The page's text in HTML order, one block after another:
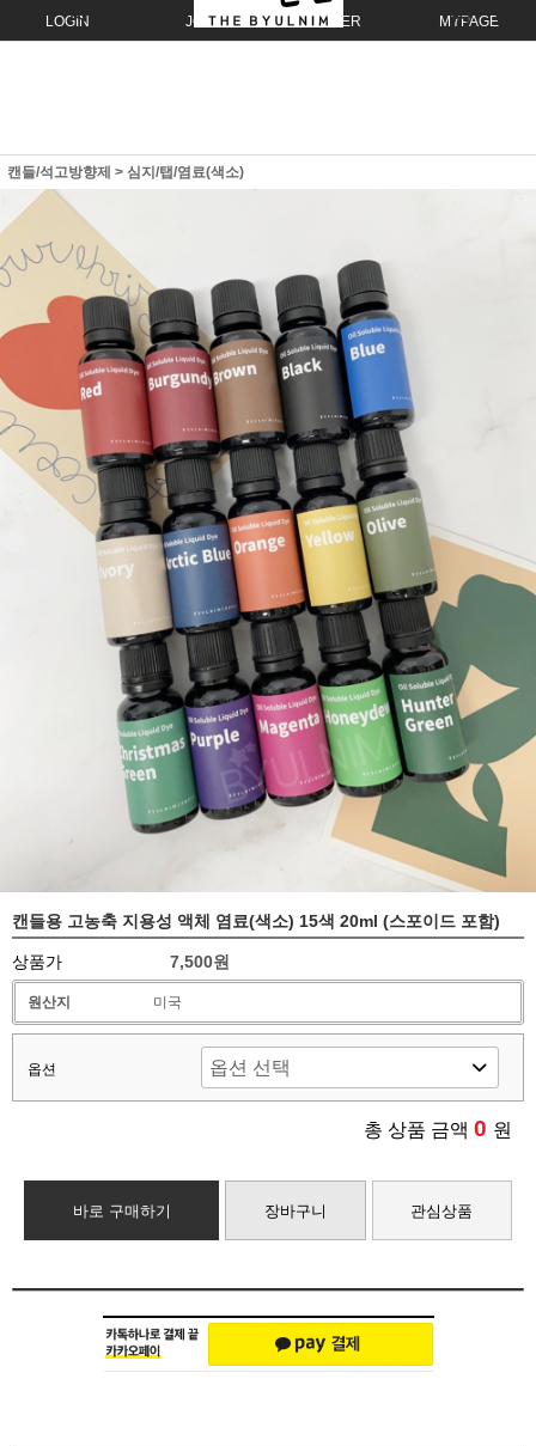
LOGIN JOIN ORDER MYPAGE
캔들/석고방향제 > 심지/탭/염료(색소)
캔들용 고농축 지용성 액체 염료(색소) 15색 20ml (스포이드 포함)
상품가 7,500원
원산지 미국
옵션
총 상품 금액 0 원
바로 구매하기 장바구니 관심상품